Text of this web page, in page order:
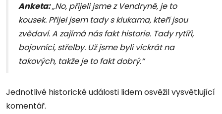
Anketa:„No, přijeli jsme z Vendryně, je to
kousek. Přijel jsem tady s klukama, kteří jsou
zvědaví. A zajímá nás fakt historie. Tady rytíři,
bojovníci, střelby. Už jsme byli víckrát na
takových, takže je to fakt dobrý.“
Jednotlivé historické události lidem osvěžil vysvětlující
komentář.